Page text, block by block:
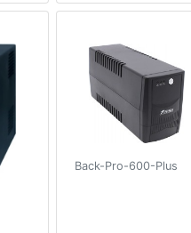
Back-Pro-600-Plus